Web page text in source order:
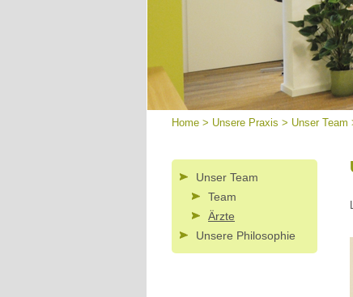
Home > Unsere Praxis > Unser Team
Unser Team
Team
Ärzte
Unsere Philosophie